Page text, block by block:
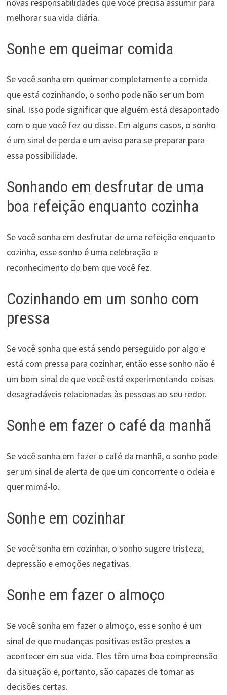
melhorar sua vida diária.
Sonhe em queimar comida
Se você sonha em queimar completamente a comida
que está cozinhando, o sonho pode não ser um bom
sinal. Isso pode significar que alguém está desapontado
com o que você fez ou disse. Em alguns casos, o sonho
é um sinal de perda e um aviso para se preparar para
essa possibilidade.
Sonhando em desfrutar de uma
boa refeição enquanto cozinha
Se você sonha em desfrutar de uma refeição enquanto
cozinha, esse sonho é uma celebração e
reconhecimento do bem que você fez.
Cozinhando em um sonho com
pressa
Se você sonha que está sendo perseguido por algo e
está com pressa para cozinhar, então esse sonho não é
um bom sinal de que você está experimentando coisas
desagradáveis relacionadas às pessoas ao seu redor.
Sonhe em fazer o café da manhã
Se você sonha em fazer o café da manhã, o sonho pode
ser um sinal de alerta de que um concorrente o odeia e
quer mimá-lo.
Sonhe em cozinhar
Se você sonha em cozinhar, o sonho sugere tristeza,
depressão e emoções negativas.
Sonhe em fazer o almoço
Se você sonha em fazer o almoço, esse sonho é um
sinal de que mudanças positivas estão prestes a
acontecer em sua vida. Eles têm uma boa compreensão
da situação e, portanto, são capazes de tomar as
decisões certas.